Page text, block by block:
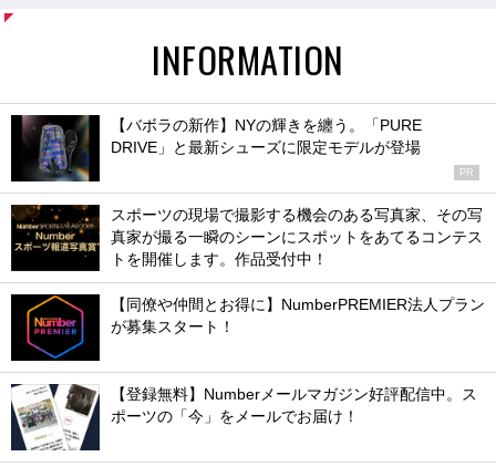
INFORMATION
【バボラの新作】NYの輝きを纏う。「PURE
DRIVE」と最新シューズに限定モデルが登場
PR
スポーツの現場で撮影する機会のある写真家、その写
真家が撮る一瞬のシーンにスポットをあてるコンテス
トを開催します。作品受付中！
【同僚や仲間とお得に】NumberPREMIER法人プラン
が募集スタート！
【登録無料】Numberメールマガジン好評配信中。ス
ポーツの「今」をメールでお届け！